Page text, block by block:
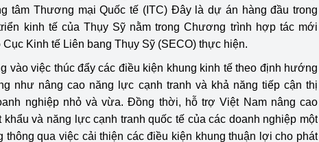
tâm Thương mại Quốc tế (ITC) Đây là dự án hàng đầu trong
kinh tế của Thụy Sỹ nằm trong Chương trình hợp tác mới
Cục Kinh tế Liên bang Thụy Sỹ (SECO) thực hiện.
vào việc thúc đẩy các điều kiện khung kinh tế theo định hướng
như nâng cao năng lực cạnh tranh và khả năng tiếp cận thị
nghiệp nhỏ và vừa. Đồng thời, hỗ trợ Việt Nam nâng cao
khẩu và năng lực cạnh tranh quốc tế của các doanh nghiệp một
thông qua việc cải thiện các điều kiện khung thuận lợi cho phát